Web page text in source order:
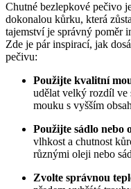
Chutné bezlepkové pečivo
dokonalou⁣ kůrku, která
tajemství je správný poměr
Zde‍ je pár inspirací, jak
pečivu:
Použijte kvalitní
udělat velký rozdíl ve​
mouku s vyšším
Použijte⁢ sádlo nebo
vlhkost a chutnost
různými oleji nebo
Zvolte správnou